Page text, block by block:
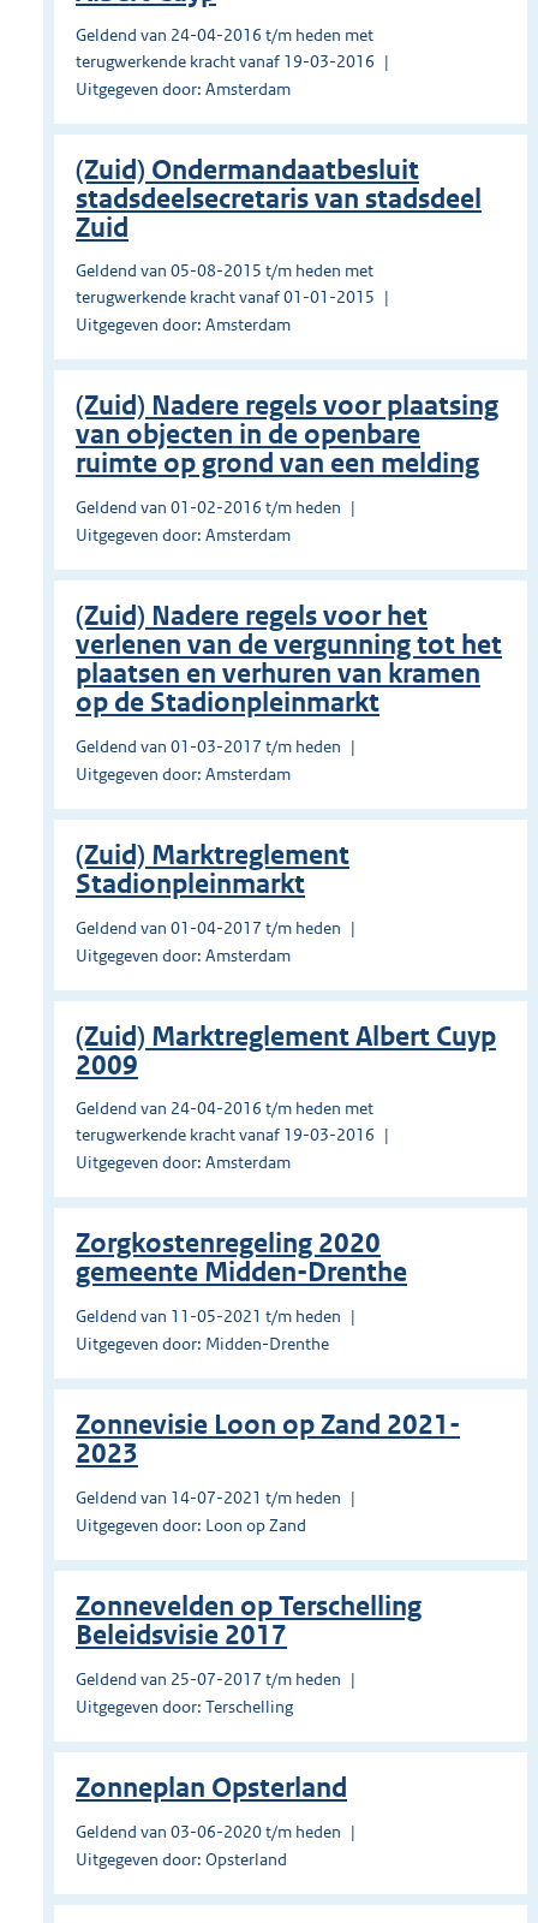
Geldend van 24-04-2016 t/m heden met
terugwerkende kracht vanaf 19-03-2016
Uitgegeven door: Amsterdam
(Zuid) Ondermandaatbesluit
stadsdeelsecretaris van stadsdeel
Zuid
Geldend van 05-08-2015 t/m heden met
terugwerkende kracht vanaf 01-01-2015
Uitgegeven door: Amsterdam
(Zuid) Nadere regels voor plaatsing
van objecten in de openbare
ruimte op grond van een melding
Geldend van 01-02-2016 t/m heden
Uitgegeven door: Amsterdam
(Zuid) Nadere regels voor het
verlenen van de vergunning tot het
plaatsen en verhuren van kramen
op de Stadionpleinmarkt
Geldend van 01-03-2017 t/m heden
Uitgegeven door: Amsterdam
(Zuid) Marktreglement
Stadionpleinmarkt
Geldend van 01-04-2017 t/m heden
Uitgegeven door: Amsterdam
(Zuid) Marktreglement Albert Cuyp
2009
Geldend van 24-04-2016 t/m heden met
terugwerkende kracht vanaf 19-03-2016
Uitgegeven door: Amsterdam
Zorgkostenregeling 2020
gemeente Midden-Drenthe
Geldend van 11-05-2021 t/m heden
Uitgegeven door: Midden-Drenthe
Zonnevisie Loon op Zand 2021-
2023
Geldend van 14-07-2021 t/m heden
Uitgegeven door: Loon op Zand
Zonnevelden op Terschelling
Beleidsvisie 2017
Geldend van 25-07-2017 t/m heden
Uitgegeven door: Terschelling
Zonneplan Opsterland
Geldend van 03-06-2020 t/m heden
Uitgegeven door: Opsterland